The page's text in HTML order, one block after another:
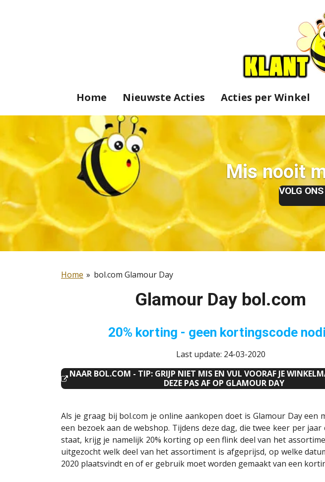
Home Nieuwste Acties Acties per Winkel
Mis nooit
VOLG
Home » bol.com Glamour Day
Glamour Day bol.com
20% korting - geen kortingscode
Last update: 24-03-2020
NAAR BOL.COM - TIP: GRIJP NIET MIS EN VUL VOORAF JE
DEZE PAS AF OP GLAMOUR DAY
Als je graag bij bol.com je online aankopen doet is Glamour Day een
een bezoek aan de webshop. Tijdens deze dag, die twee keer per
staat, krijg je namelijk 20% korting op een flink deel van het
uitgezocht welk deel van het assortiment is afgeprijsd, op welke
2020 plaatsvindt en of er gebruik moet worden gemaakt van een